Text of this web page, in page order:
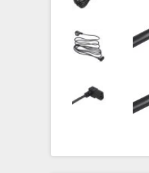
Oprawy oświetleniowe
Pompy ciepła
Ogrzewanie